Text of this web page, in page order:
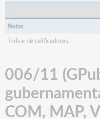
---
Notas
Índice de calificadores.
006/11
COM, MAP,